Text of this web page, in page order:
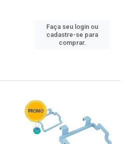
Faça seu login ou
cadastre-se para
comprar.